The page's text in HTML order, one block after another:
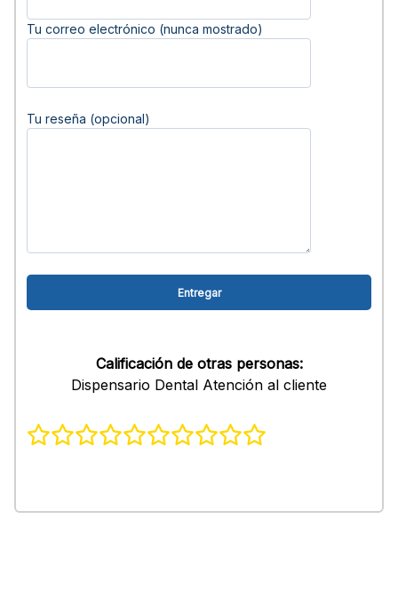
Tu correo electrónico (nunca mostrado)
Tu reseña (opcional)
Calificación de otras personas:
Dispensario Dental Atención al cliente